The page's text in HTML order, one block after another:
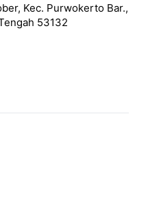
Kec. Purwokerto Bar.,
53132